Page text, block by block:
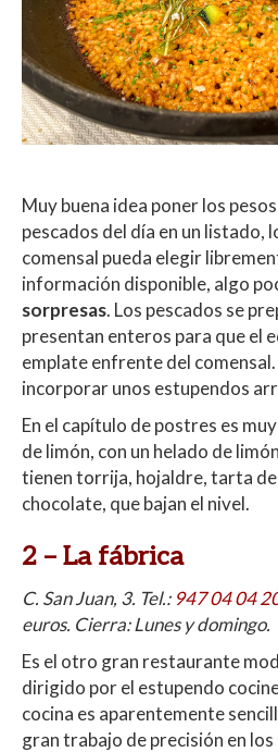
Muy buena idea poner los
pescados del día en un listado,
comensal pueda elegir
información disponible, algo
sorpresas. Los pescados se
presentan enteros para que el
emplate enfrente del
incorporar unos estupendos
En el capítulo de postres es
de limón, con un helado de
tienen torrija, hojaldre, tarta
chocolate, que bajan el nivel.
2 – La fábrica
C. San Juan, 3. Tel.: 947 04 04
euros. Cierra: Lunes y domingo.
Es el otro gran restaurante
dirigido por el estupendo
cocina es aparentemente
gran trabajo de precisión en